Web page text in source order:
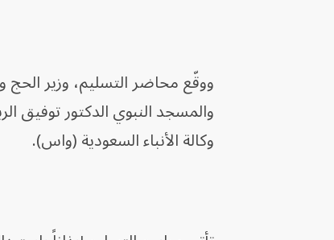
ووقّع محاضر التسليم، وزير الحج
والمسجد النبوي الدكتور توفيق
وكالة الأنباء السعودية (واس).